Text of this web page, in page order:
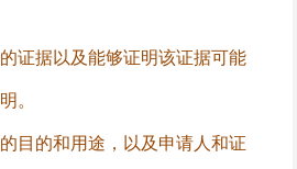
以及能够证明该证据可能
。
和用途，以及申请人和证